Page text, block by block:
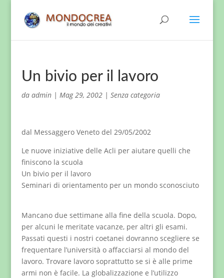
Un bivio per il lavoro
da admin| Mag 29, 2002| Senza categoria
dal Messaggero Veneto del 29/05/2002
Le nuove iniziative delle Acli per aiutare quelli che
finiscono la scuola
Un bivio per il lavoro
Seminari di orientamento per un mondo sconosciuto
Mancano due settimane alla fine della scuola. Dopo,
per alcuni le meritate vacanze, per altri gli esami.
Passati questi i nostri coetanei dovranno scegliere se
frequentare l’università o affacciarsi al mondo del
lavoro. Trovare lavoro soprattutto se si è alle prime
armi non è facile. La globalizzazione e l’utilizzo